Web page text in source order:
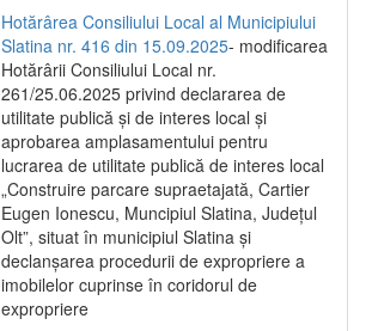
Hotărârea Consiliului Local al Municipiului
Slatina nr. 416 din 15.09.2025- modificarea
Hotărârii Consiliului Local nr.
261/25.06.2025 privind declararea de
utilitate publică și de interes local și
aprobarea amplasamentului pentru
lucrarea de utilitate publică de interes local
„Construire parcare supraetajată, Cartier
Eugen Ionescu, Muncipiul Slatina, Județul
Olt”, situat în municipiul Slatina și
declanșarea procedurii de expropriere a
imobilelor cuprinse în coridorul de
expropriere